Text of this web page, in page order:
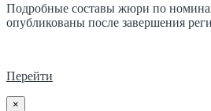
Подробные составы жюри по
опубликованы после завершения
Перейти
×